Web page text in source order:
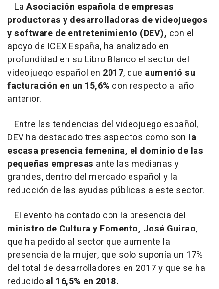
La Asociación española de empresas
productoras y desarrolladoras de videojuegos
y software de entretenimiento (DEV), con el
apoyo de ICEX España, ha analizado en
profundidad en su Libro Blanco el sector del
videojuego español en 2017, que aumentó su
facturación en un 15,6% con respecto al año
anterior.
Entre las tendencias del videojuego español,
DEV ha destacado tres aspectos como son la
escasa presencia femenina, el dominio de las
pequeñas empresas ante las medianas y
grandes, dentro del mercado español y la
reducción de las ayudas públicas a este sector.
El evento ha contado con la presencia del
ministro de Cultura y Fomento, José Guirao,
que ha pedido al sector que aumente la
presencia de la mujer, que solo suponía un 17%
del total de desarrolladores en 2017 y que se ha
reducido al 16,5% en 2018.